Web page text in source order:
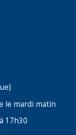
le mardi matin
17h30